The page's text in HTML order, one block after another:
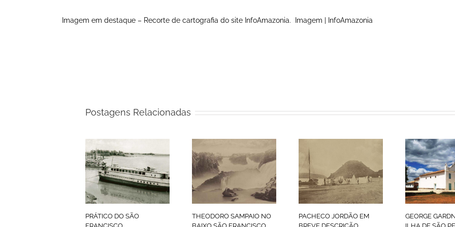
Imagem em destaque – Recorte de cartografia do site InfoAmazonia. Imagem | InfoAmazonia
Postagens Relacionadas
PRÁTICO DO SÃO
THEODORO SAMPAIO NO
PACHECO JORDÃO EM
GEORGE